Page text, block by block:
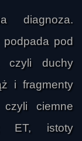
diagnoza.
pod
czyli duchy
i fragmenty
czyli ciemne
ET, istoty